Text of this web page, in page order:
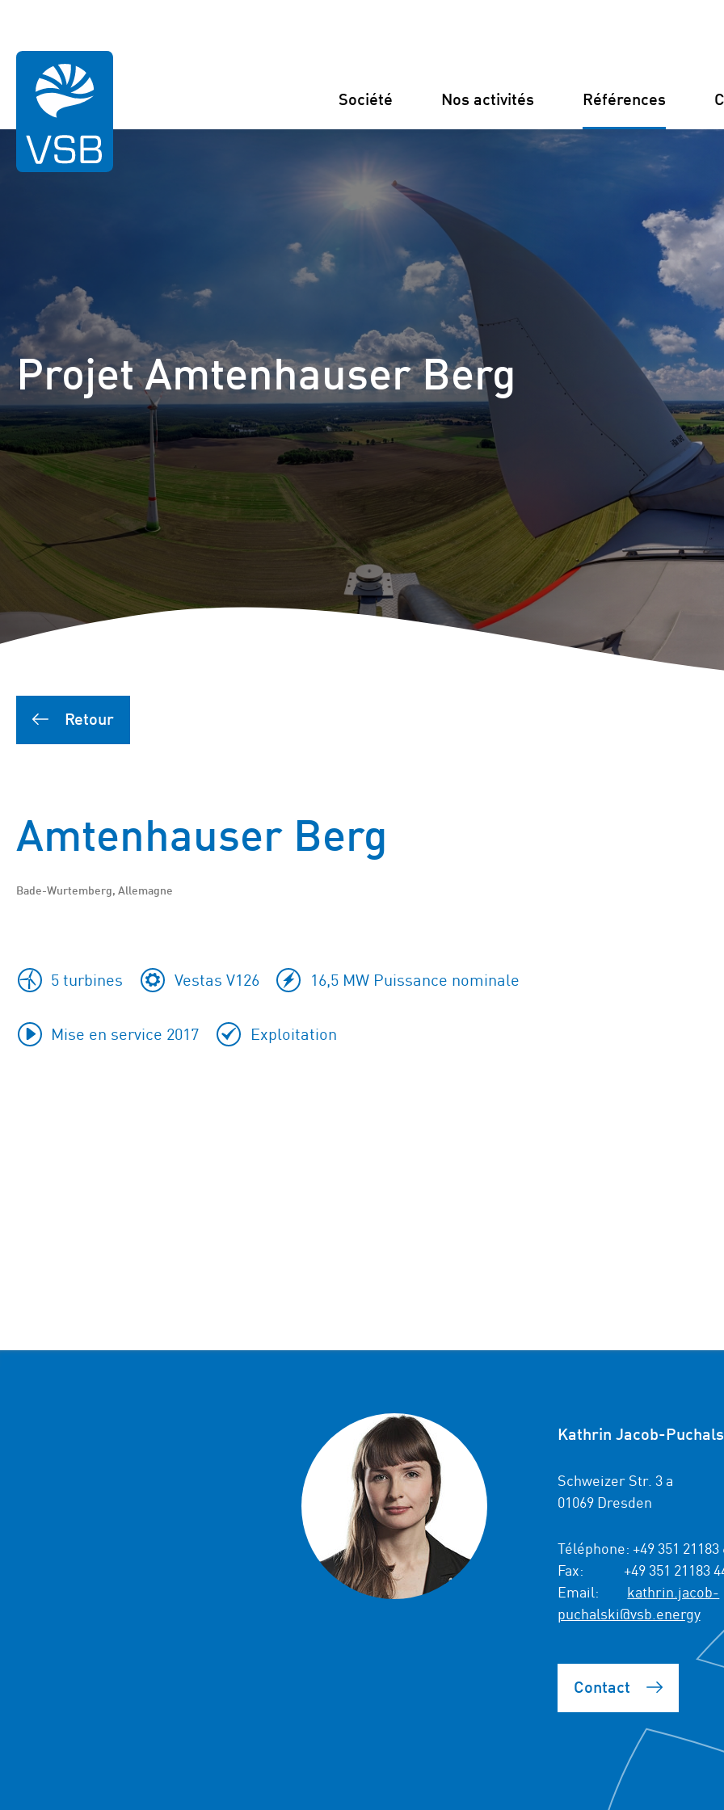
Allemagne Finlande
Italie Croatie
Société
Notre structure
Notre philosophie
Nos certifications
Nos activités
Gestion
Références
Vous êtes ici: home
Projet Amtenhauser Berg
Retour
Amtenhauser Berg
Bade-Wurtemberg, Allemagne
5 turbines Vestas V126 16,5 MW Puissance nominale
Mise en service 2017 Exploitation
Kathrin Jacob-
Schweizer Str. 3 a
01069 Dresden
Téléphone: +49 351 21183
Fax:
+49 351 21183
Email:
kathrin.jacob-
puchalski@vsb.energy
Contact